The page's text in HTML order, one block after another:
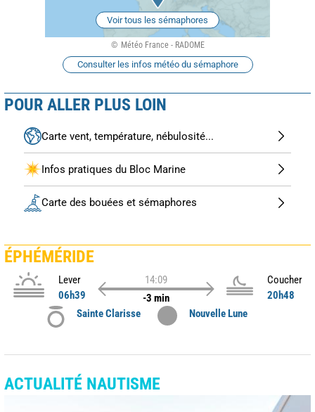
Voir tous les sémaphores
Météo France - RADOME
Consulter les infos météo du sémaphore
POUR ALLER PLUS LOIN
Carte vent, température, nébulosité...
Infos pratiques du Bloc Marine
Carte des bouées et sémaphores
ÉPHÉMÉRIDE
Lever
06h39
14:09
-3 min
Coucher
20h48
Sainte Clarisse
Nouvelle Lune
ACTUALITÉ NAUTISME